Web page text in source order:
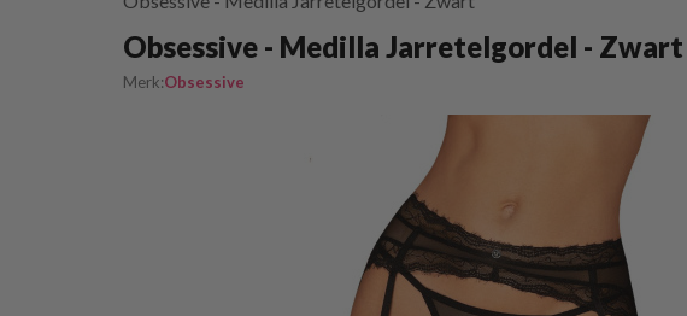
Obsessive - Medilla Jarretelgordel - Zwart
Merk:Obsessive